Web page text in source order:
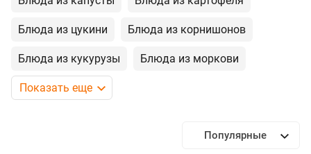
Блюда из цукини Блюда из корнишонов
Блюда из кукурузы Блюда из моркови
Показать еще
Популярные